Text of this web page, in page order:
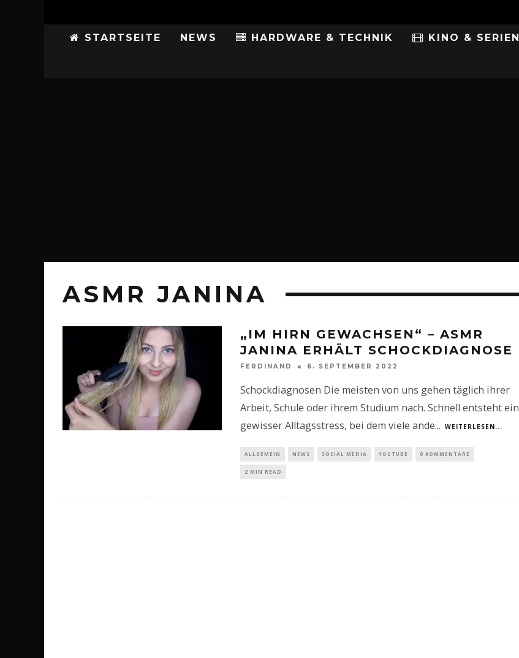
STARTSEITE NEWS HARDWARE & TECHNIK KINO & SERIEN
ASMR JANINA
„IM HIRN GEWACHSEN“ – ASMR
JANINA ERHÄLT SCHOCKDIAGNOSE
FERDINAND 6. SEPTEMBER 2022
Schockdiagnosen Die meisten von uns gehen täglich ihrer
Arbeit, Schule oder ihrem Studium nach. Schnell entsteht ein
gewisser Alltagsstress, bei dem viele ande... WEITERLESEN...
ALLGEMEIN NEWS SOCIAL MEDIA YOUTUBE 0 KOMMENTARE
2 MIN READ